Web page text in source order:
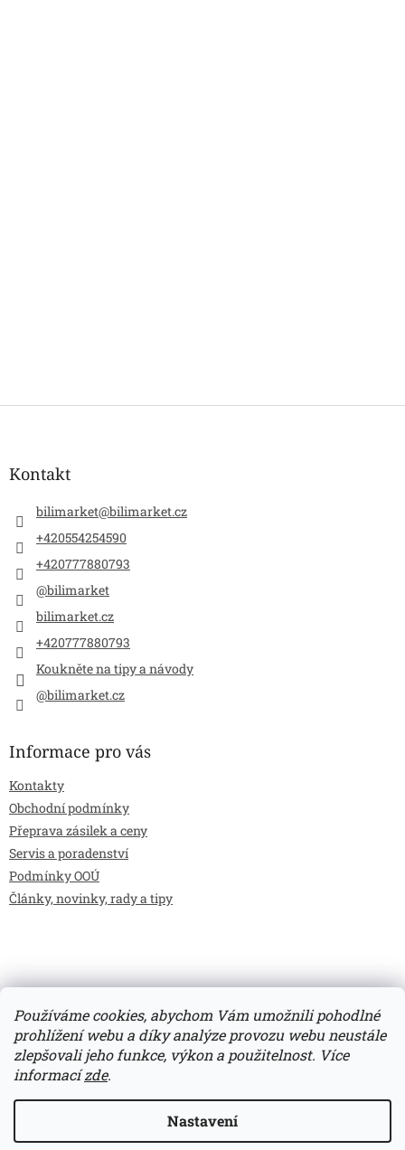
Používáme cookies, abychom Vám umožnili pohodlné
prohlížení webu a díky analýze provozu webu neustále
zlepšovali jeho funkce, výkon a použitelnost. Více
informacízde.
Nastavení
Z
Kontakt
bilimarket@bilimarket.cz
+420554254590
+420777880793
@bilimarket
bilimarket.cz
+420777880793
Koukněte na tipy a návody
@bilimarket.cz
Informace pro vás
Kontakty
Obchodní podmínky
Přeprava zásilek a ceny
Servis a poradenství
Podmínky OOÚ
Články, novinky, rady a tipy
Vytvořil Shoptet
Bilimarket.cz
. Všechna práva vyhrazena.
Upravit nastavení cookies